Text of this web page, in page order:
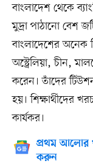
বাংলাদেশ থেকে
মুদ্রা পাঠানো বেশ
বাংলাদেশের অনেক
অস্ট্রেলিয়া, চীন,
করেন। তাঁদের
হয়। শিক্ষার্থীদের
কার্যকর।
প্রথম আলোর
করুন